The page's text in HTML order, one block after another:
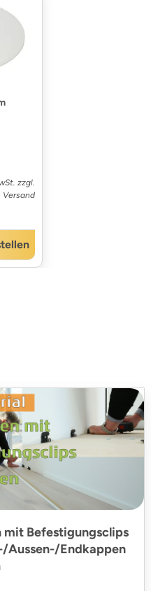
zzgl.
Versand
mit Befestigungsclips
Aussen-/Endkappen